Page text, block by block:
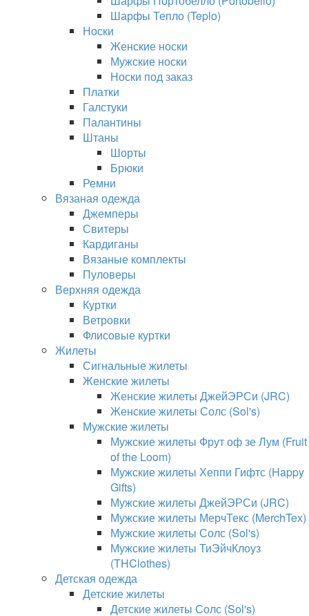
Шарфы Тепло (Teplo)
Носки
Женские носки
Мужские носки
Носки под заказ
Платки
Галстуки
Палантины
Штаны
Шорты
Брюки
Ремни
Вязаная одежда
Джемперы
Свитеры
Кардиганы
Вязаные комплекты
Пуловеры
Верхняя одежда
Куртки
Ветровки
Флисовые куртки
Жилеты
Сигнальные жилеты
Женские жилеты
Женские жилеты ДжейЭРСи (JRC)
Женские жилеты Солс (Sol's)
Мужские жилеты
Мужские жилеты Фрут оф зе Лум (Fruit
of the Loom)
Мужские жилеты Хеппи Гифтс (Happy
Gifts)
Мужские жилеты ДжейЭРСи (JRC)
Мужские жилеты МерчТекс (MerchTex)
Мужские жилеты Солс (Sol's)
Мужские жилеты ТиЭйчКлоуз
(THClothes)
Детская одежда
Детские жилеты
Детские жилеты Солс (Sol's)